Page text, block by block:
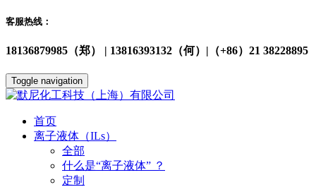
客服热线：
18136879985（郑） | 13816393132（何）|（+86）21 38228895
Toggle navigation
首页
离子液体（ILs）
全部
什么是“离子液体” ？
定制